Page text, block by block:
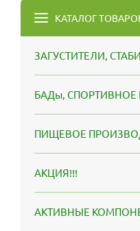
КАТАЛОГ
ЗАГУСТИТЕЛИ,
БАДы, СПОРТИВНОЕ
ПИЩЕВОЕ
АКЦИЯ!!!
АКТИВНЫЕ